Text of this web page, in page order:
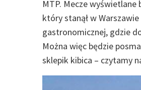
MTP. Mecze
który stanął w
gastronomicznej, gdzie
Można więc będzie
sklepik kibica – czytamy